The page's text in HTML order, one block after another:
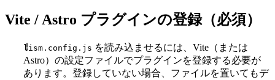
Vite / Astro プラグインの登録（必須）
lism.config.js を読み込ませるには、Vite（または
Astro）の設定ファイルでプラグインを登録する必要が
あります。登録していない場合、ファイルを置いてもデ